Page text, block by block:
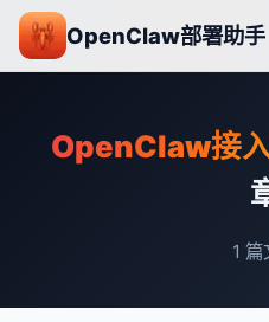
OpenClaw部署助手
OpenClaw接
1 篇